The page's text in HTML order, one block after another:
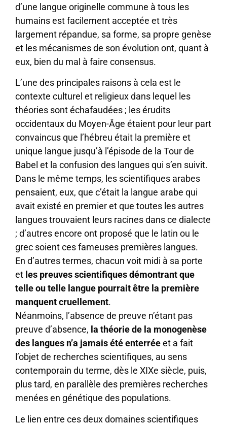
d’une langue originelle commune à tous les
humains est facilement acceptée et très
largement répandue, sa forme, sa propre genèse
et les mécanismes de son évolution ont, quant à
eux, bien du mal à faire consensus.
L’une des principales raisons à cela est le
contexte culturel et religieux dans lequel les
théories sont échafaudées ; les érudits
occidentaux du Moyen-Âge étaient pour leur part
convaincus que l’hébreu était la première et
unique langue jusqu’à l’épisode de la Tour de
Babel et la confusion des langues qui s’en suivit.
Dans le même temps, les scientifiques arabes
pensaient, eux, que c’était la langue arabe qui
avait existé en premier et que toutes les autres
langues trouvaient leurs racines dans ce dialecte
; d’autres encore ont proposé que le latin ou le
grec soient ces fameuses premières langues.
En d’autres termes, chacun voit midi à sa porte
et les preuves scientifiques démontrant que
telle ou telle langue pourrait être la première
manquent cruellement.
Néanmoins, l’absence de preuve n’étant pas
preuve d’absence, la théorie de la monogenèse
des langues n’a jamais été enterréeet a fait
l’objet de recherches scientifiques, au sens
contemporain du terme, dès le XIXe siècle, puis,
plus tard, en parallèle des premières recherches
menées en génétique des populations.
Le lien entre ces deux domaines scientifiques